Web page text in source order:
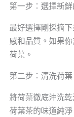
第一步：選擇新
最好選擇剛採摘
感和品質。如果
荷葉。
第二步：清洗荷葉
將荷葉徹底沖洗
荷葉茶的味道純